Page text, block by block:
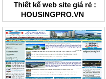
Thiết kế web site giá rẻ :
HOUSINGPRO.VN